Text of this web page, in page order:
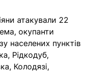
атакували 22
окупанти
населених пунктів
Рідкодуб,
Колодязі,